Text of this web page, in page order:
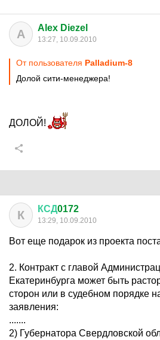
A Alex Diezel
13:27, 10.09.2010
От пользователя Palladium-8
Долой сити-менеджера!
ДОЛОЙ!
К КСД0172
13:29, 10.09.2010
Вот еще подарок из проекта
2. Контракт с главой
Екатеринбурга может быть
сторон или в судебном порядке
заявления:
.......
2) Губернатора Свердловской